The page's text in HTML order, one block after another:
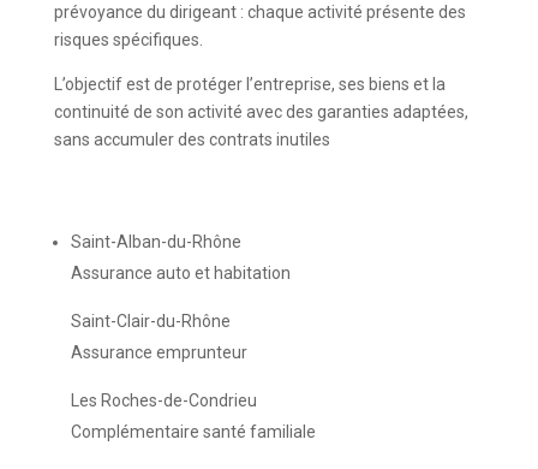
prévoyance du dirigeant : chaque activité présente des
risques spécifiques.
L’objectif est de protéger l’entreprise, ses biens et la
continuité de son activité avec des garanties adaptées,
sans accumuler des contrats inutiles
Saint-Alban-du-Rhône
Assurance auto et habitation
Saint-Clair-du-Rhône
Assurance emprunteur
Les Roches-de-Condrieu
Complémentaire santé familiale